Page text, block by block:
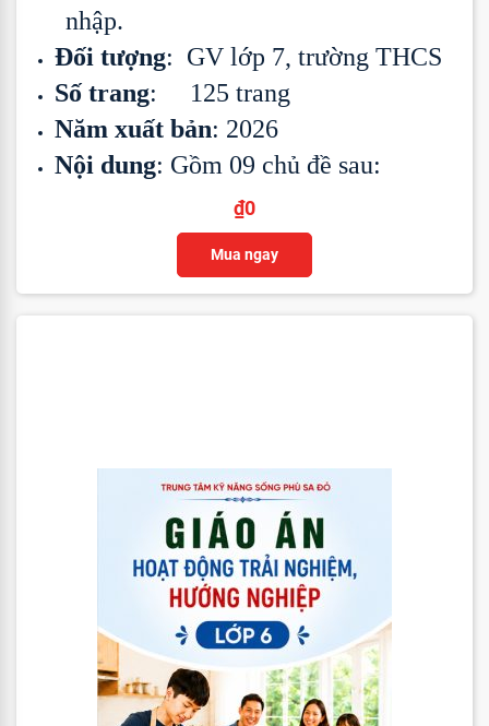
nhập.
Đối tượng: GV lớp 7, trường THCS
Số trang: 125 trang
Năm xuất bản: 2026
Nội dung: Gồm 09 chủ đề sau:
₫0
Mua ngay